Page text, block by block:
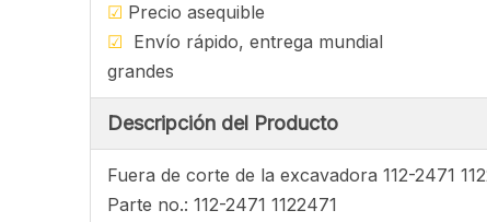
☑ Precio
☑ Envío rápido, entrega
grandes
Descripción del Producto
Fuera de corte de la excavadora 112-2471
Parte no.: 112-2471 1122471